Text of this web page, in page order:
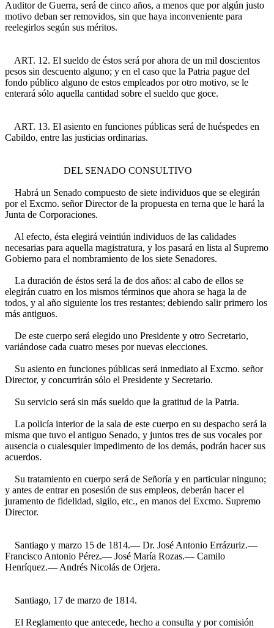
Auditor de Guerra, será de cinco años, a menos que por algún justo
motivo deban ser removidos, sin que haya inconveniente para
reelegirlos según sus méritos.
ART. 12. El sueldo de éstos será por ahora de un mil doscientos
pesos sin descuento alguno; y en el caso que la Patria pague del
fondo público alguno de estos empleados por otro motivo, se le
enterará sólo aquella cantidad sobre el sueldo que goce.
ART. 13. El asiento en funciones públicas será de huéspedes en
Cabildo, entre las justicias ordinarias.
DEL SENADO CONSULTIVO
Habrá un Senado compuesto de siete individuos que se elegirán
por el Excmo. señor Director de la propuesta en terna que le hará la
Junta de Corporaciones.
Al efecto, ésta elegirá veintiún individuos de las calidades
necesarias para aquella magistratura, y los pasará en lista al Supremo
Gobierno para el nombramiento de los siete Senadores.
La duración de éstos será la de dos años: al cabo de ellos se
elegirán cuatro en los mismos términos que ahora se haga la de
todos, y al año siguiente los tres restantes; debiendo salir primero los
más antiguos.
De este cuerpo será elegido uno Presidente y otro Secretario,
variándose cada cuatro meses por nuevas elecciones.
Su asiento en funciones públicas será inmediato al Excmo. señor
Director, y concurrirán sólo el Presidente y Secretario.
Su servicio será sin más sueldo que la gratitud de la Patria.
La policía interior de la sala de este cuerpo en su despacho será la
misma que tuvo el antiguo Senado, y juntos tres de sus vocales por
ausencia o cualesquier impedimento de los demás, podrán hacer sus
acuerdos.
Su tratamiento en cuerpo será de Señoría y en particular ninguno;
y antes de entrar en posesión de sus empleos, deberán hacer el
juramento de fidelidad, sigilo, etc., en manos del Excmo. Supremo
Director.
Santiago y marzo 15 de 1814.— Dr. José Antonio Errázuriz.—
Francisco Antonio Pérez.— José María Rozas.— Camilo
Henríquez.— Andrés Nicolás de Orjera.
Santiago, 17 de marzo de 1814.
El Reglamento que antecede, hecho a consulta y por comisión